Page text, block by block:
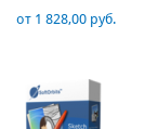
от 1 828,00 руб.